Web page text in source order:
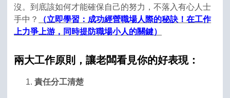
沒。到底該如何才能確保自己的努力，不落入有心人士
手中？
（立即學習：成功經營職場人際的秘訣！在工作
上力爭上游，同時提防職場小人的關鍵）
兩大工作原則，讓老闆看見你的好表現：
責任分工清楚